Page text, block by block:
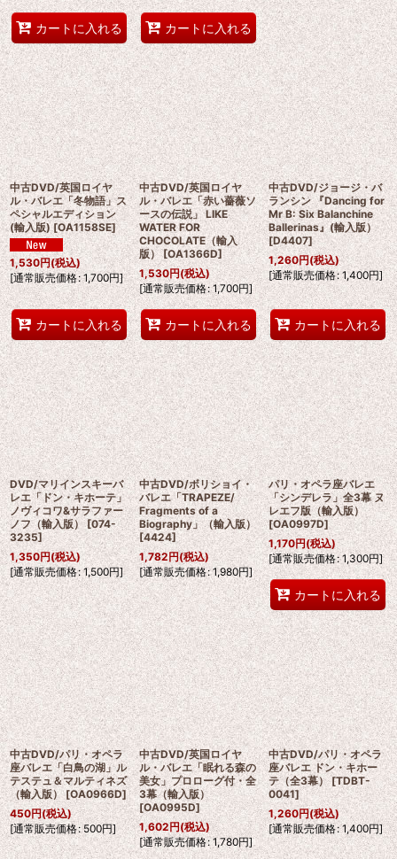
カートに入れる カートに入れる
中古DVD/英国ロイヤ
ル・バレエ「冬物語」ス
ペシャルエディション
(輸入版) [OA1158SE]
1,530円(税込)
[通常販売価格: 1,700円]
カートに入れる
中古DVD/英国ロイヤ
ル・バレエ「赤い薔薇ソ
ースの伝説」 LIKE
WATER FOR
CHOCOLATE（輸入
版） [OA1366D]
1,530円(税込)
[通常販売価格: 1,700円]
カートに入れる
中古DVD/ジョージ・バ
ランシン 『Dancing for
Mr B: Six Balanchine
Ballerinas』(輸入版）
[D4407]
1,260円(税込)
[通常販売価格: 1,400円]
カートに入れる
DVD/マリインスキーバ
レエ「ドン・キホーテ」
ノヴィコワ&サラファー
ノフ（輸入版） [074-
3235]
1,350円(税込)
[通常販売価格: 1,500円]
中古DVD/ボリショイ・
バレエ「TRAPEZE/
Fragments of a
Biography」（輸入版）
[4424]
1,782円(税込)
[通常販売価格: 1,980円]
パリ・オペラ座バレエ
「シンデレラ」全3幕 ヌ
レエフ版（輸入版）
[OA0997D]
1,170円(税込)
[通常販売価格: 1,300円]
カートに入れる
中古DVD/パリ・オペラ
座バレエ「白鳥の湖」ル
テステュ＆マルティネズ
（輸入版） [OA0966D]
450円(税込)
[通常販売価格: 500円]
中古DVD/英国ロイヤ
ル・バレエ「眠れる森の
美女」プロローグ付・全
3幕（輸入版）
[OA0995D]
1,602円(税込)
[通常販売価格: 1,780円]
中古DVD/パリ・オペラ
座バレエ ドン・キホー
テ（全3幕） [TDBT-
0041]
1,260円(税込)
[通常販売価格: 1,400円]